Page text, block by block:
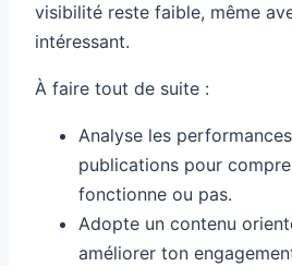
visibilité reste faible, même
intéressant.
À faire tout de suite :
Analyse les
publications pour
fonctionne ou pas.
Adopte un contenu
améliorer ton